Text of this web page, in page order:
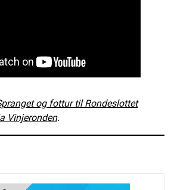
og fottur til Rondeslottet
Vinjeronden.